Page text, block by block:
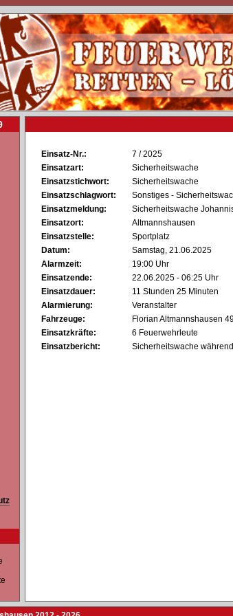
Einsatz-Nr.:
7 / 2025
Einsatzart:
Sicherheitswache
Einsatzstichwort:
Sicherheitswache
Einsatzschlagwort:
Sonstiges -
Einsatzmeldung:
Sicherheitswache
Einsatzort:
Altmannshausen
Einsatzstelle:
Sportplatz
Datum:
Samstag, 21.06.2025
Alarmzeit:
19:00 Uhr
Einsatzende:
22.06.2025 - 06:25 Uhr
Einsatzdauer:
11 Stunden 25 Minuten
Alarmierung:
Veranstalter
Fahrzeuge:
Florian Altmannshausen
Einsatzkräfte:
6 Feuerwehrleute
Einsatzbericht:
Sicherheitswache